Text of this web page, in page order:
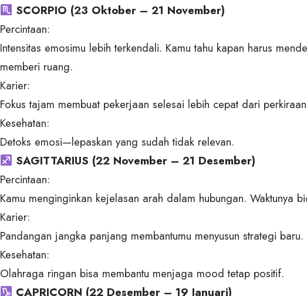
SCORPIO (23 Oktober – 21 November)
Percintaan:
Intensitas emosimu lebih terkendali. Kamu tahu kapan harus
memberi ruang.
Karier:
Fokus tajam membuat pekerjaan selesai lebih cepat dari
Kesehatan:
Detoks emosi—lepaskan yang sudah tidak relevan.
SAGITTARIUS (22 November – 21 Desember)
Percintaan:
Kamu menginginkan kejelasan arah dalam hubungan. Waktunya
Karier:
Pandangan jangka panjang membantumu menyusun strategi baru.
Kesehatan:
Olahraga ringan bisa membantu menjaga mood tetap positif.
CAPRICORN (22 Desember – 19 Januari)